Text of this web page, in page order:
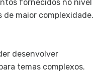
fornecidos no nível
maior complexidade.
desenvolver
temas complexos.